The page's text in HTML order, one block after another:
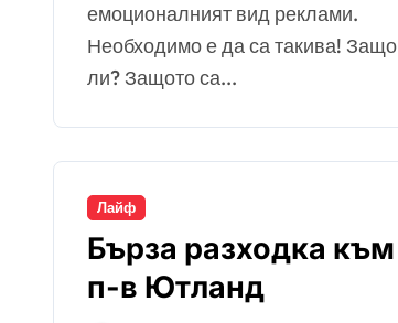
емоционалният вид реклами.
Необходимо е да са такива! Защо
ли? Защото са...
Лайф
Бърза разходка към
п-в Ютланд